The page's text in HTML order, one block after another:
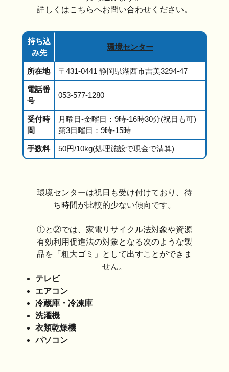
詳しくはこちらへお問い合わせください。
持ち込
み先
環境センター
所在地 〒431-0441 静岡県湖西市吉美3294-47
電話番
号
053-577-1280
受付時
間
月曜日-金曜日：9時-16時30分(祝日も可)
第3日曜日：9時-15時
手数料 50円/10kg(処理施設で現金で清算)
環境センターは祝日も受け付けており、待
ち時間が比較的少ない傾向です。
①と②では、家電リサイクル法対象や資源
有効利用促進法の対象となる次のような製
品を「粗大ゴミ」として出すことができま
せん。
テレビ
エアコン
冷蔵庫・冷凍庫
洗濯機
衣類乾燥機
パソコン